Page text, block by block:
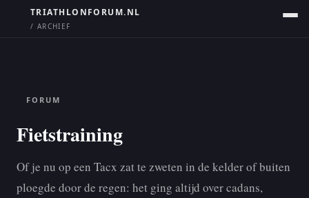
TRIATHLONFORUM.NL
/ ARCHIEF
FORUM
Fietstraining
Of je nu op een Tacx zat te zweten in de kelder of buiten
ploegde door de regen: het ging altijd over cadans,